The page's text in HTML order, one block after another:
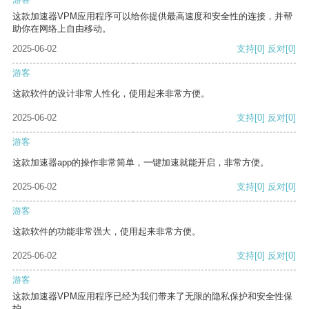
这款加速器VPM应用程序可以给你提供最高速度和安全性的连接，并帮
助你在网络上自由移动。
2025-06-02
支持[0] 反对[0]
游客
这款软件的设计非常人性化，使用起来非常方便。
2025-06-02 支持[0] 反对[0]
游客
这款加速器app的操作非常简单，一键加速就能开启，非常方便。
2025-06-02 支持[0] 反对[0]
游客
这款软件的功能非常强大，使用起来非常方便。
2025-06-02 支持[0] 反对[0]
游客
这款加速器VPM应用程序已经为我们带来了无限的隐私保护和安全性保